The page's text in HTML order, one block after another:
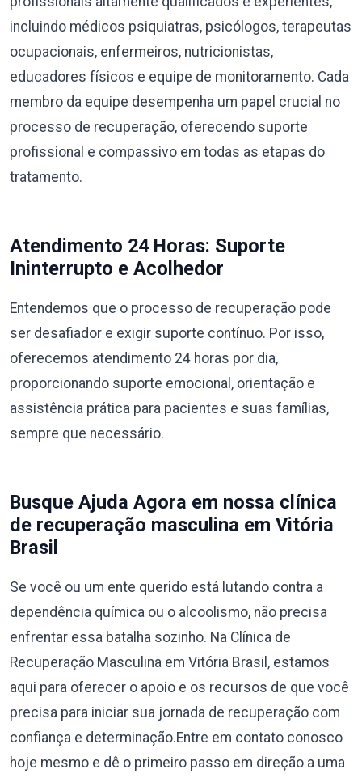
incluindo médicos psiquiatras, psicólogos, terapeutas
ocupacionais, enfermeiros, nutricionistas,
educadores físicos e equipe de monitoramento. Cada
membro da equipe desempenha um papel crucial no
processo de recuperação, oferecendo suporte
profissional e compassivo em todas as etapas do
tratamento.
Atendimento 24 Horas: Suporte
Ininterrupto e Acolhedor
Entendemos que o processo de recuperação pode
ser desafiador e exigir suporte contínuo. Por isso,
oferecemos atendimento 24 horas por dia,
proporcionando suporte emocional, orientação e
assistência prática para pacientes e suas famílias,
sempre que necessário.
Busque Ajuda Agora em nossa clínica
de recuperação masculina em Vitória
Brasil
Se você ou um ente querido está lutando contra a
dependência química ou o alcoolismo, não precisa
enfrentar essa batalha sozinho. Na Clínica de
Recuperação Masculina em Vitória Brasil, estamos
aqui para oferecer o apoio e os recursos de que você
precisa para iniciar sua jornada de recuperação com
confiança e determinação.Entre em contato conosco
hoje mesmo e dê o primeiro passo em direção a uma